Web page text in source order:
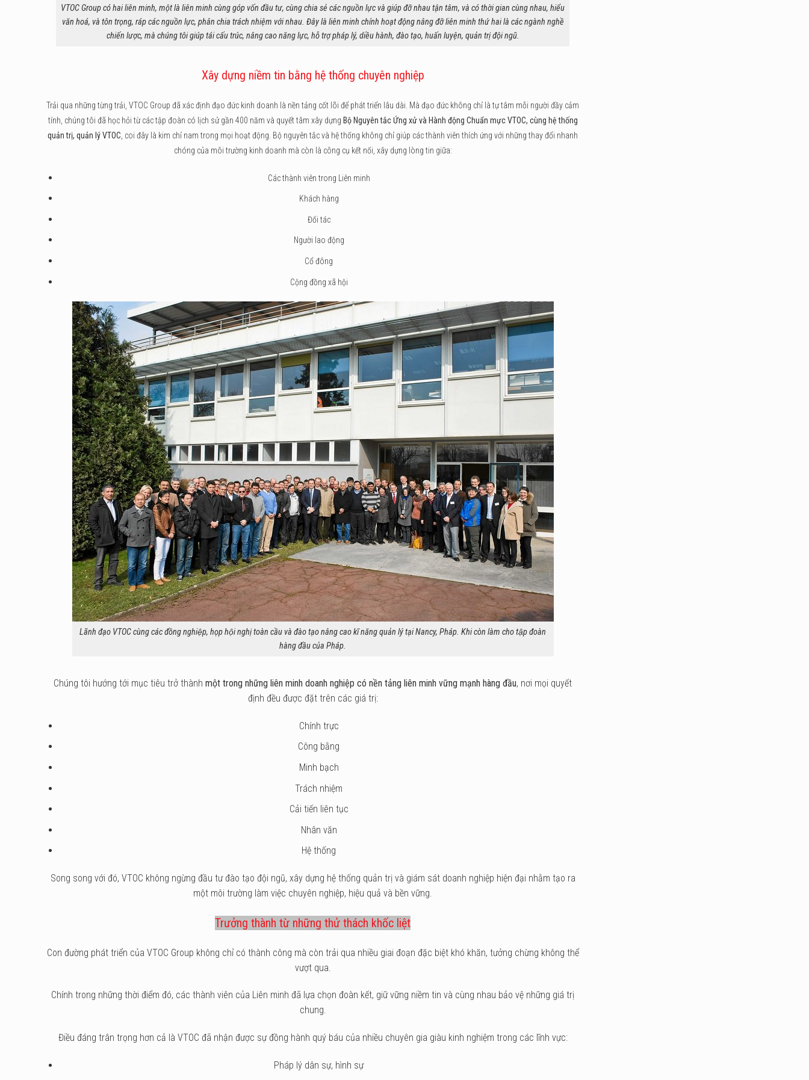
VTOC Group có hai liên minh, một là liên minh cùng góp vốn đầu tư, cùng chia sẻ các nguồn lực và giúp đỡ nhau tận tâm, và có thời gian cùng nhau, hiểu
văn hoá, và tôn trọng, ráp các nguồn lực, phân chia trách nhiệm với nhau. Đây là liên minh chính hoạt động nâng đỡ liên minh thứ hai là các ngành nghề
chiến lược, mà chúng tôi giúp tái cấu trúc, nâng cao năng lực, hỗ trợ pháp lý, diều hành, đào tạo, huấn luyện, quản trị đội ngũ.
Xây dựng niềm tin bằng hệ thống chuyên nghiệp
Trải qua những từng trải, VTOC Group đã xác định đạo đức kinh doanh là nền tảng cốt lõi để phát triển lâu dài. Mà đạo đức không chỉ là tự tâm mỗi người đầy cảm
tính, chúng tôi đã học hỏi từ các tập đoàn có lịch sử gần 400 năm và quyết tâm xây dựng Bộ Nguyên tắc Ứng xử và Hành động Chuẩn mực VTOC, cùng hệ thống
quản trị, quản lý VTOC , coi đây là kim chỉ nam trong mọi hoạt động. Bộ nguyên tắc và hệ thống không chỉ giúp các thành viên thích ứng với những thay đổi nhanh
chóng của môi trường kinh doanh mà còn là công cụ kết nối, xây dựng lòng tin giữa:
Các thành viên trong Liên minh
Khách hàng
Đối tác
Người lao động
Cổ đông
Cộng đồng xã hội
Lãnh đạo VTOC cùng các đồng nghiệp, họp hội nghị toàn cầu và đào tạo nâng cao kĩ năng quản lý tại Nancy, Pháp. Khi còn làm cho tập đoàn
hàng đầu của Pháp.
Chúng tôi hướng tới mục tiêu trở thành một trong những liên minh doanh nghiệp có nền tảng liên minh vững mạnh hàng đầu, nơi mọi quyết
định đều được đặt trên các giá trị:
Chính trực
Công bằng
Minh bạch
Trách nhiệm
Cải tiến liên tục
Nhân văn
Hệ thống
Song song với đó, VTOC không ngừng đầu tư đào tạo đội ngũ, xây dựng hệ thống quản trị và giám sát doanh nghiệp hiện đại nhằm tạo ra
một môi trường làm việc chuyên nghiệp, hiệu quả và bền vững.
Trưởng thành từ những thử thách khốc liệt
Con đường phát triển của VTOC Group không chỉ có thành công mà còn trải qua nhiều giai đoạn đặc biệt khó khăn, tưởng chừng không thể
vượt qua.
Chính trong những thời điểm đó, các thành viên của Liên minh đã lựa chọn đoàn kết, giữ vững niềm tin và cùng nhau bảo vệ những giá trị
chung.
Điều đáng trân trọng hơn cả là VTOC đã nhận được sự đồng hành quý báu của nhiều chuyên gia giàu kinh nghiệm trong các lĩnh vực:
Pháp lý dân sự, hình sự